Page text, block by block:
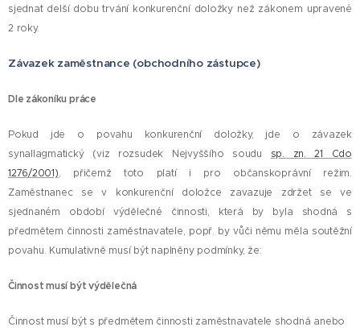
sjednat delší dobu trvání konkurenční doložky než zákonem upravené
2 roky.
Závazek zaměstnance (obchodního zástupce)
Dle zákoníku práce
Pokud jde o povahu konkurenční doložky, jde o závazek
synallagmatický (viz rozsudek Nejvyššího soudu sp. zn. 21 Cdo
1276/2001), přičemž toto platí i pro občanskoprávní režim.
Zaměstnanec se v konkurenční doložce zavazuje zdržet se ve
sjednaném období výdělečné činnosti, která by byla shodná s
předmětem činnosti zaměstnavatele, popř. by vůči němu měla soutěžní
povahu. Kumulativně musí být naplněny podmínky, že:
Činnost musí být výdělečná
Činnost musí být s předmětem činnosti zaměstnavatele shodná anebo